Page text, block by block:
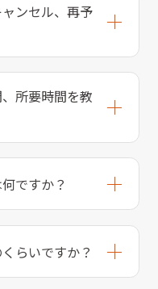
ンセル、再予
所要時間を教
ですか？
らいですか？